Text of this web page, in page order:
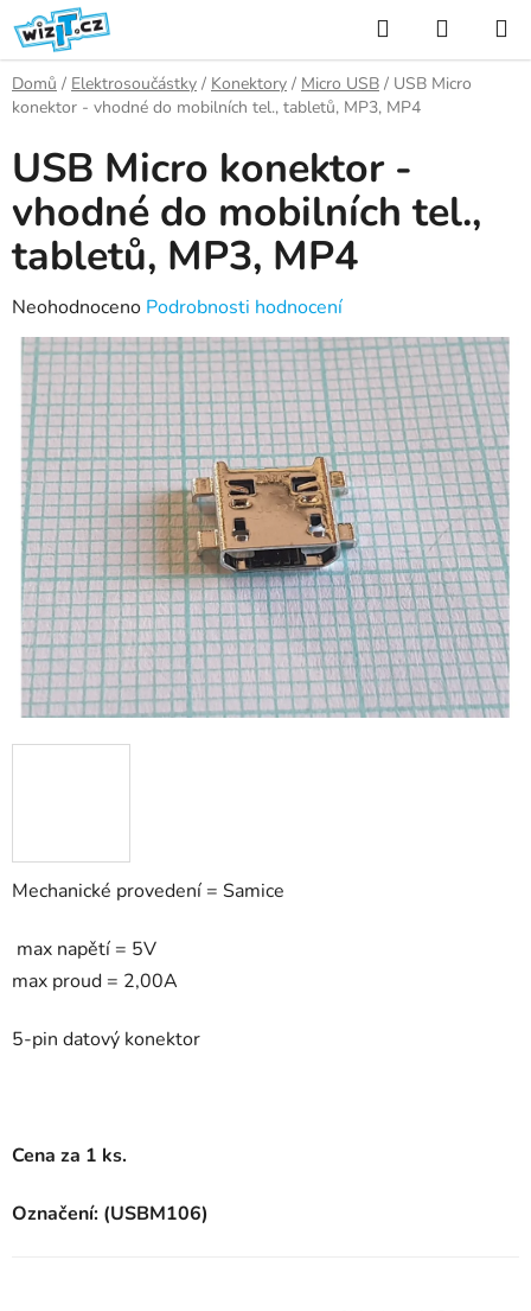
Přejít
na
obsah
Hledat
KOŠÍK
Domů / Elektrosoučástky / Konektory / Micro USB / USB Micro
konektor - vhodné do mobilních tel., tabletů, MP3, MP4
Mechanické provedení = Samice
max napětí = 5V
max proud = 2,00A
5-pin datový konektor
Cena za 1 ks.
Označení: (USBM106)
USB Micro konektor -
vhodné do mobilních tel.,
tabletů, MP3, MP4
Průměrné
hodnocení
produktu
je
0,0
5
hvězdiček.
Neohodnoceno Podrobnosti hodnocení